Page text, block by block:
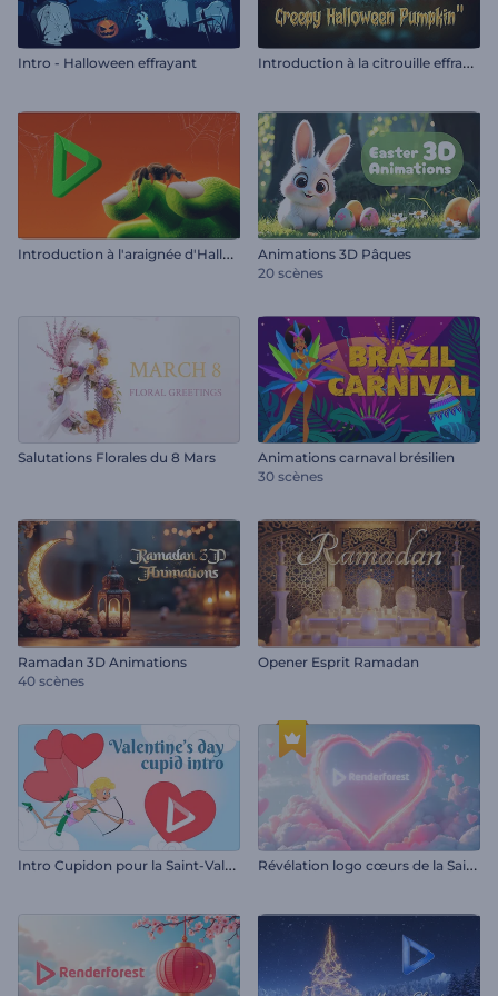
Intro - Halloween effrayant I
ntroduction à la citrouille effrayante d'Halloween
I
ntroduction à l'araignée d'Halloween
Animations 3D Pâques
20 scènes
Salutations Florales du 8 Mars
Animations carnaval brésilien
30 scènes
Ramadan 3D Animations
40 scènes
Opener Esprit Ramadan
I
ntro Cupidon pour la Saint-Valentin R
évélation logo cœurs de la Saint-Valentin